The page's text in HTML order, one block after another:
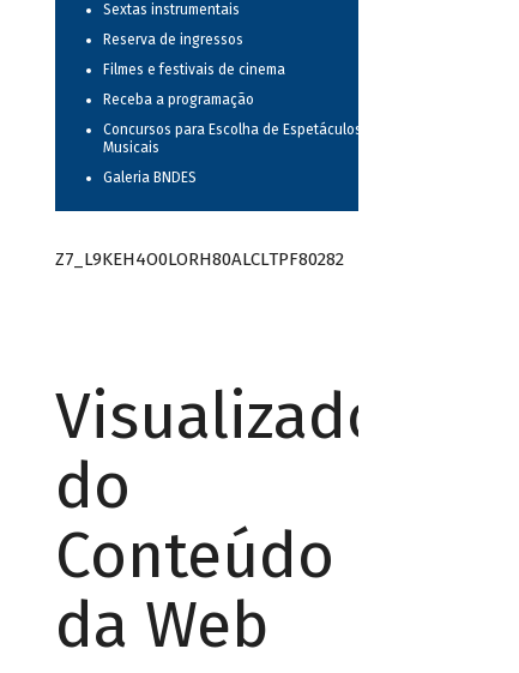
Sextas instrumentais
Reserva de ingressos
Filmes e festivais de cinema
Receba a programação
Concursos para Escolha de Espetáculos
Musicais
Galeria BNDES
Z7_L9KEH4O0LORH80ALCLTPF80282
Visualizador
do
Conteúdo
da Web